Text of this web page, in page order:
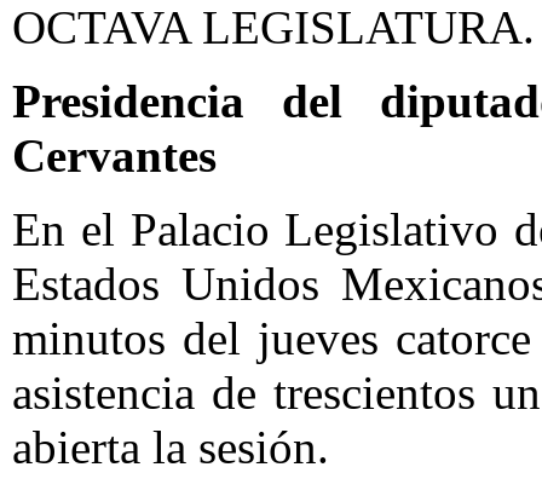
OCTAVA LEGISLATURA.
Presidencia del
Cervantes
En el Palacio Legislativo
Estados Unidos
minutos del jueves
asistencia de trescientos
abierta la sesión.